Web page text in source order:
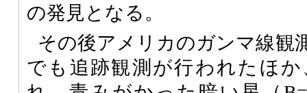
の発見となる。
その後アメリカのガンマ線観
でも追跡観測が行われたほ